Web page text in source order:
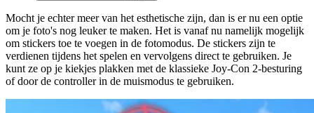
Mocht je echter meer van het esthetische zijn, dan is er nu een optie
om je foto's nog leuker te maken. Het is vanaf nu namelijk mogelijk
om stickers toe te voegen in de fotomodus. De stickers zijn te
verdienen tijdens het spelen en vervolgens direct te gebruiken. Je
kunt ze op je kiekjes plakken met de klassieke Joy-Con 2-besturing
of door de controller in de muismodus te gebruiken.